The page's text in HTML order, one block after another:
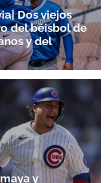
Dos viejos
del béisbol de
y del
y